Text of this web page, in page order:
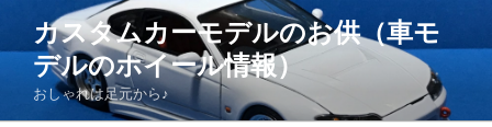
ツ
カスタムカーモデルのお供（車モ
デルのホイール情報）
おしゃれは足元から♪